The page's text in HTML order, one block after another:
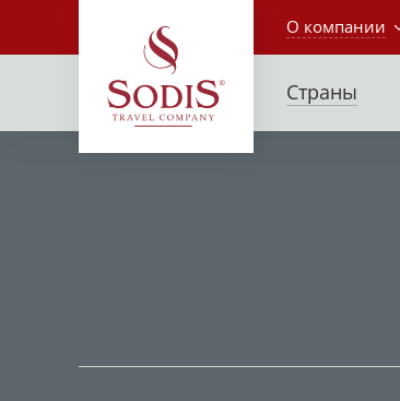
О компании
Страны